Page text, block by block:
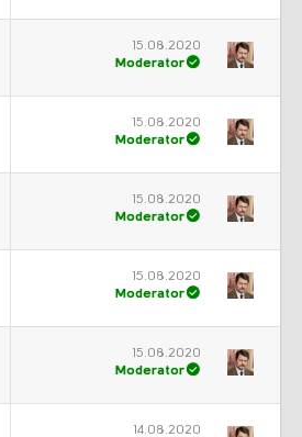
15.08.2020
Moderator
15.08.2020
Moderator
15.08.2020
Moderator
15.08.2020
Moderator
15.08.2020
Moderator
14.08.2020